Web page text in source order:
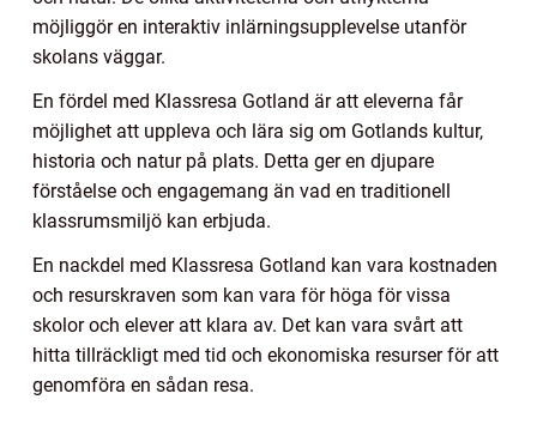
möjliggör en interaktiv inlärningsupplevelse utanför
skolans väggar.
En fördel med Klassresa Gotland är att eleverna får
möjlighet att uppleva och lära sig om Gotlands kultur,
historia och natur på plats. Detta ger en djupare
förståelse och engagemang än vad en traditionell
klassrumsmiljö kan erbjuda.
En nackdel med Klassresa Gotland kan vara kostnaden
och resurskraven som kan vara för höga för vissa
skolor och elever att klara av. Det kan vara svårt att
hitta tillräckligt med tid och ekonomiska resurser för att
genomföra en sådan resa.